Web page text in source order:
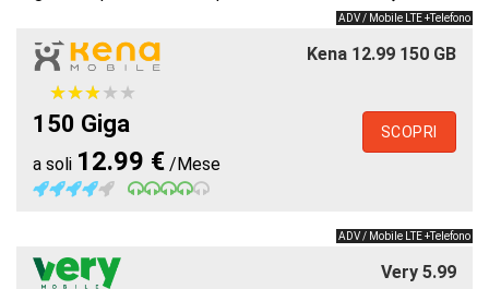
ADV / Mobile LTE +Telefono
Kena 12.99 150 GB
★★★★★
★★★★★
150 Giga
a soli 12.99 € /Mese
SCOPRI
ADV / Mobile LTE +Telefono
Very 5.99